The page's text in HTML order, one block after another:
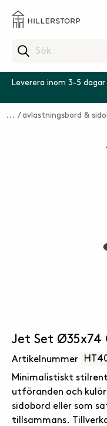
Leverera inom 3-5
avlastningsbord &
Jet Set Ø35x74
Artikelnummer
Minimalistiskt
utföranden och
sidobord eller som
tillsammans.